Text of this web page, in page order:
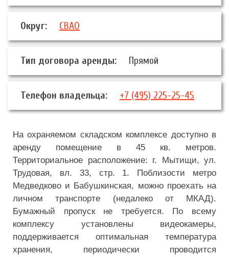
Округ: СВАО
Тип договора аренды: Прямой
Телефон владельца: +7 (495) 225-25-45
На охраняемом складском комплексе доступно в
аренду помещение в 45 кв. метров.
Территориальное расположение: г. Мытищи, ул.
Трудовая, вл. 33, стр. 1. Поблизости метро
Медведково и Бабушкинская, можно проехать на
личном транспорте (недалеко от МКАД).
Бумажный пропуск не требуется. По всему
комплексу установлены видеокамеры,
поддерживается оптимальная температура
хранения, периодически проводится